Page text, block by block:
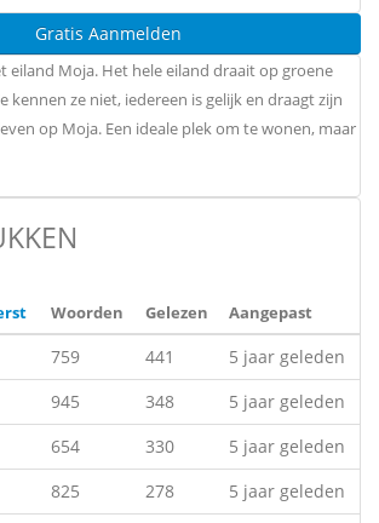
Gratis Aanmelden
eiland Moja. Het hele eiland draait op groene
kennen ze niet, iedereen is gelijk en draagt zijn
op Moja. Een ideale plek om te wonen, maar
Woorden Gelezen Aangepast
759 441
5 jaar geleden
945 348
5 jaar geleden
654 330
5 jaar geleden
825 278
5 jaar geleden